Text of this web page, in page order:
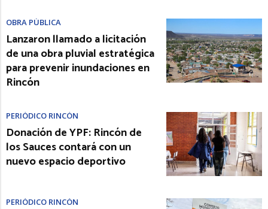
OBRA PÚBLICA
Lanzaron llamado a licitación
de una obra pluvial estratégica
para prevenir inundaciones en
Rincón
PERIÓDICO RINCÓN
Donación de YPF: Rincón de
los Sauces contará con un
nuevo espacio deportivo
PERIÓDICO RINCÓN